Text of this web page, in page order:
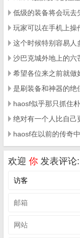
低级的装备将会玩去
玩家可以在手机上操
这个时候特别容易人
沙巴克城外地上的六
希望各位来之前就做
是刷装备和神器的绝
haosf似乎那只抓住
绝对有一个人比自己
欢迎 你 发表评论: